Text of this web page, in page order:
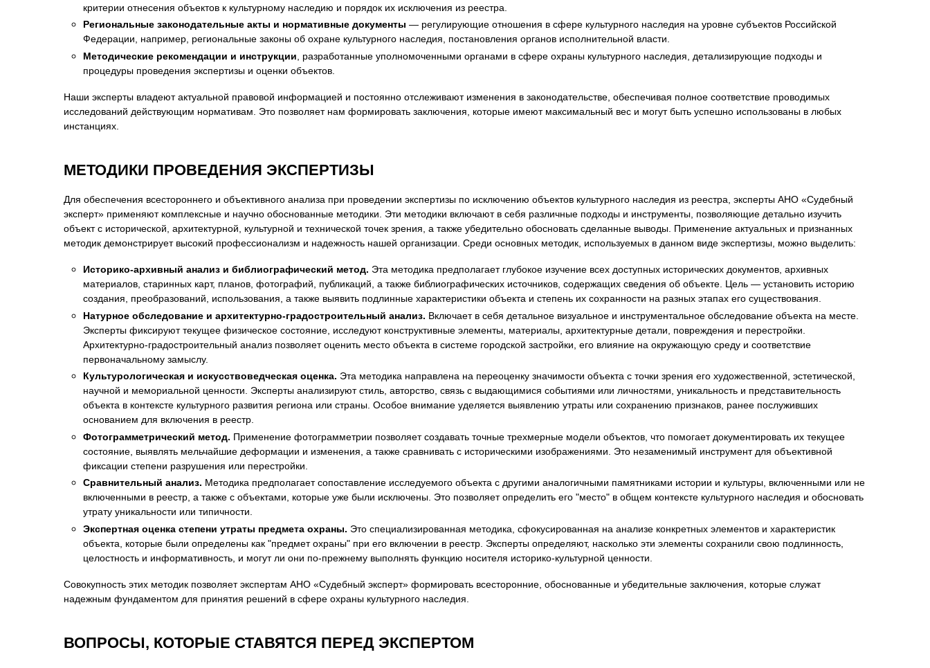
критерии отнесения объектов к культурному наследию и порядок их исключения из реестра.
Региональные законодательные акты и нормативные документы — регулирующие отношения в сфере культурного наследия на уровне субъектов Российской
Федерации, например, региональные законы об охране культурного наследия, постановления органов исполнительной власти.
Методические рекомендации и инструкции, разработанные уполномоченными органами в сфере охраны культурного наследия, детализирующие подходы и
процедуры проведения экспертизы и оценки объектов.
Наши эксперты владеют актуальной правовой информацией и постоянно отслеживают изменения в законодательстве, обеспечивая полное соответствие проводимых
исследований действующим нормативам. Это позволяет нам формировать заключения, которые имеют максимальный вес и могут быть успешно использованы в любых
инстанциях.
МЕТОДИКИ ПРОВЕДЕНИЯ ЭКСПЕРТИЗЫ
Для обеспечения всестороннего и объективного анализа при проведении экспертизы по исключению объектов культурного наследия из реестра, эксперты АНО «Судебный
эксперт» применяют комплексные и научно обоснованные методики. Эти методики включают в себя различные подходы и инструменты, позволяющие детально изучить
объект с исторической, архитектурной, культурной и технической точек зрения, а также убедительно обосновать сделанные выводы. Применение актуальных и признанных
методик демонстрирует высокий профессионализм и надежность нашей организации. Среди основных методик, используемых в данном виде экспертизы, можно выделить:
Историко-архивный анализ и библиографический метод. Эта методика предполагает глубокое изучение всех доступных исторических документов, архивных
материалов, старинных карт, планов, фотографий, публикаций, а также библиографических источников, содержащих сведения об объекте. Цель — установить историю
создания, преобразований, использования, а также выявить подлинные характеристики объекта и степень их сохранности на разных этапах его существования.
Натурное обследование и архитектурно-градостроительный анализ. Включает в себя детальное визуальное и инструментальное обследование объекта на месте.
Эксперты фиксируют текущее физическое состояние, исследуют конструктивные элементы, материалы, архитектурные детали, повреждения и перестройки.
Архитектурно-градостроительный анализ позволяет оценить место объекта в системе городской застройки, его влияние на окружающую среду и соответствие
первоначальному замыслу.
Культурологическая и искусствоведческая оценка. Эта методика направлена на переоценку значимости объекта с точки зрения его художественной, эстетической,
научной и мемориальной ценности. Эксперты анализируют стиль, авторство, связь с выдающимися событиями или личностями, уникальность и представительность
объекта в контексте культурного развития региона или страны. Особое внимание уделяется выявлению утраты или сохранению признаков, ранее послуживших
основанием для включения в реестр.
Фотограмметрический метод. Применение фотограмметрии позволяет создавать точные трехмерные модели объектов, что помогает документировать их текущее
состояние, выявлять мельчайшие деформации и изменения, а также сравнивать с историческими изображениями. Это незаменимый инструмент для объективной
фиксации степени разрушения или перестройки.
Сравнительный анализ. Методика предполагает сопоставление исследуемого объекта с другими аналогичными памятниками истории и культуры, включенными или не
включенными в реестр, а также с объектами, которые уже были исключены. Это позволяет определить его "место" в общем контексте культурного наследия и обосновать
утрату уникальности или типичности.
Экспертная оценка степени утраты предмета охраны. Это специализированная методика, сфокусированная на анализе конкретных элементов и характеристик
объекта, которые были определены как "предмет охраны" при его включении в реестр. Эксперты определяют, насколько эти элементы сохранили свою подлинность,
целостность и информативность, и могут ли они по-прежнему выполнять функцию носителя историко-культурной ценности.
Совокупность этих методик позволяет экспертам АНО «Судебный эксперт» формировать всесторонние, обоснованные и убедительные заключения, которые служат
надежным фундаментом для принятия решений в сфере охраны культурного наследия.
ВОПРОСЫ, КОТОРЫЕ СТАВЯТСЯ ПЕРЕД ЭКСПЕРТОМ